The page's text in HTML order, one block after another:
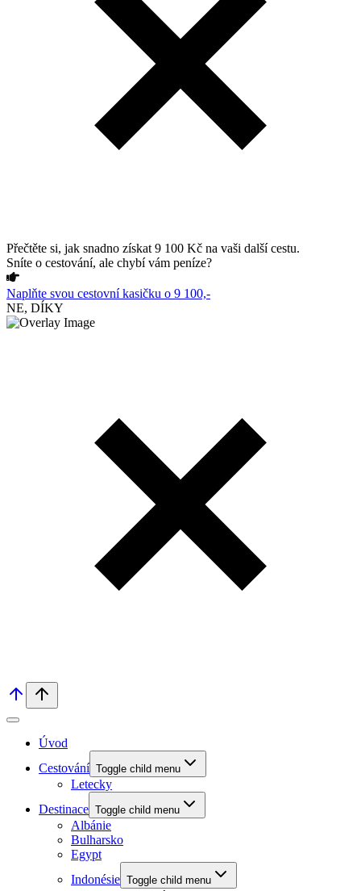
Přečtěte si, jak snadno získat 9 100 Kč na vaši další cestu.
Sníte o cestování, ale chybí vám peníze?
Naplňte svou cestovní kasičku o 9 100,-
NE, DÍKY
Úvod
Cestování Toggle child menu
Letecky
Destinace Toggle child menu
Albánie
Bulharsko
Egypt
Indonésie Toggle child menu